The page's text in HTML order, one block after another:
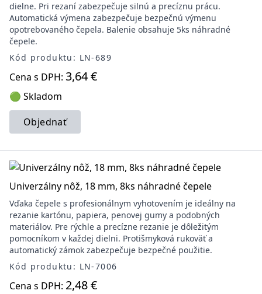
dielne. Pri rezaní zabezpečuje silnú a precíznu prácu.
Automatická výmena zabezpečuje bezpečnú výmenu
opotrebovaného čepela. Balenie obsahuje 5ks náhradné
čepele.
Kód produktu: LN-689
Cena s DPH: 3,64 €
🟢 Skladom
Objednať
Univerzálny nôž, 18 mm, 8ks náhradné čepele
Vďaka čepele s profesionálnym vyhotovením je ideálny na
rezanie kartónu, papiera, penovej gumy a podobných
materiálov. Pre rýchle a precízne rezanie je dôležitým
pomocníkom v každej dielni. Protišmyková rukoväť a
automatický zámok zabezpečuje bezpečné použitie.
Kód produktu: LN-7006
Cena s DPH: 2,48 €